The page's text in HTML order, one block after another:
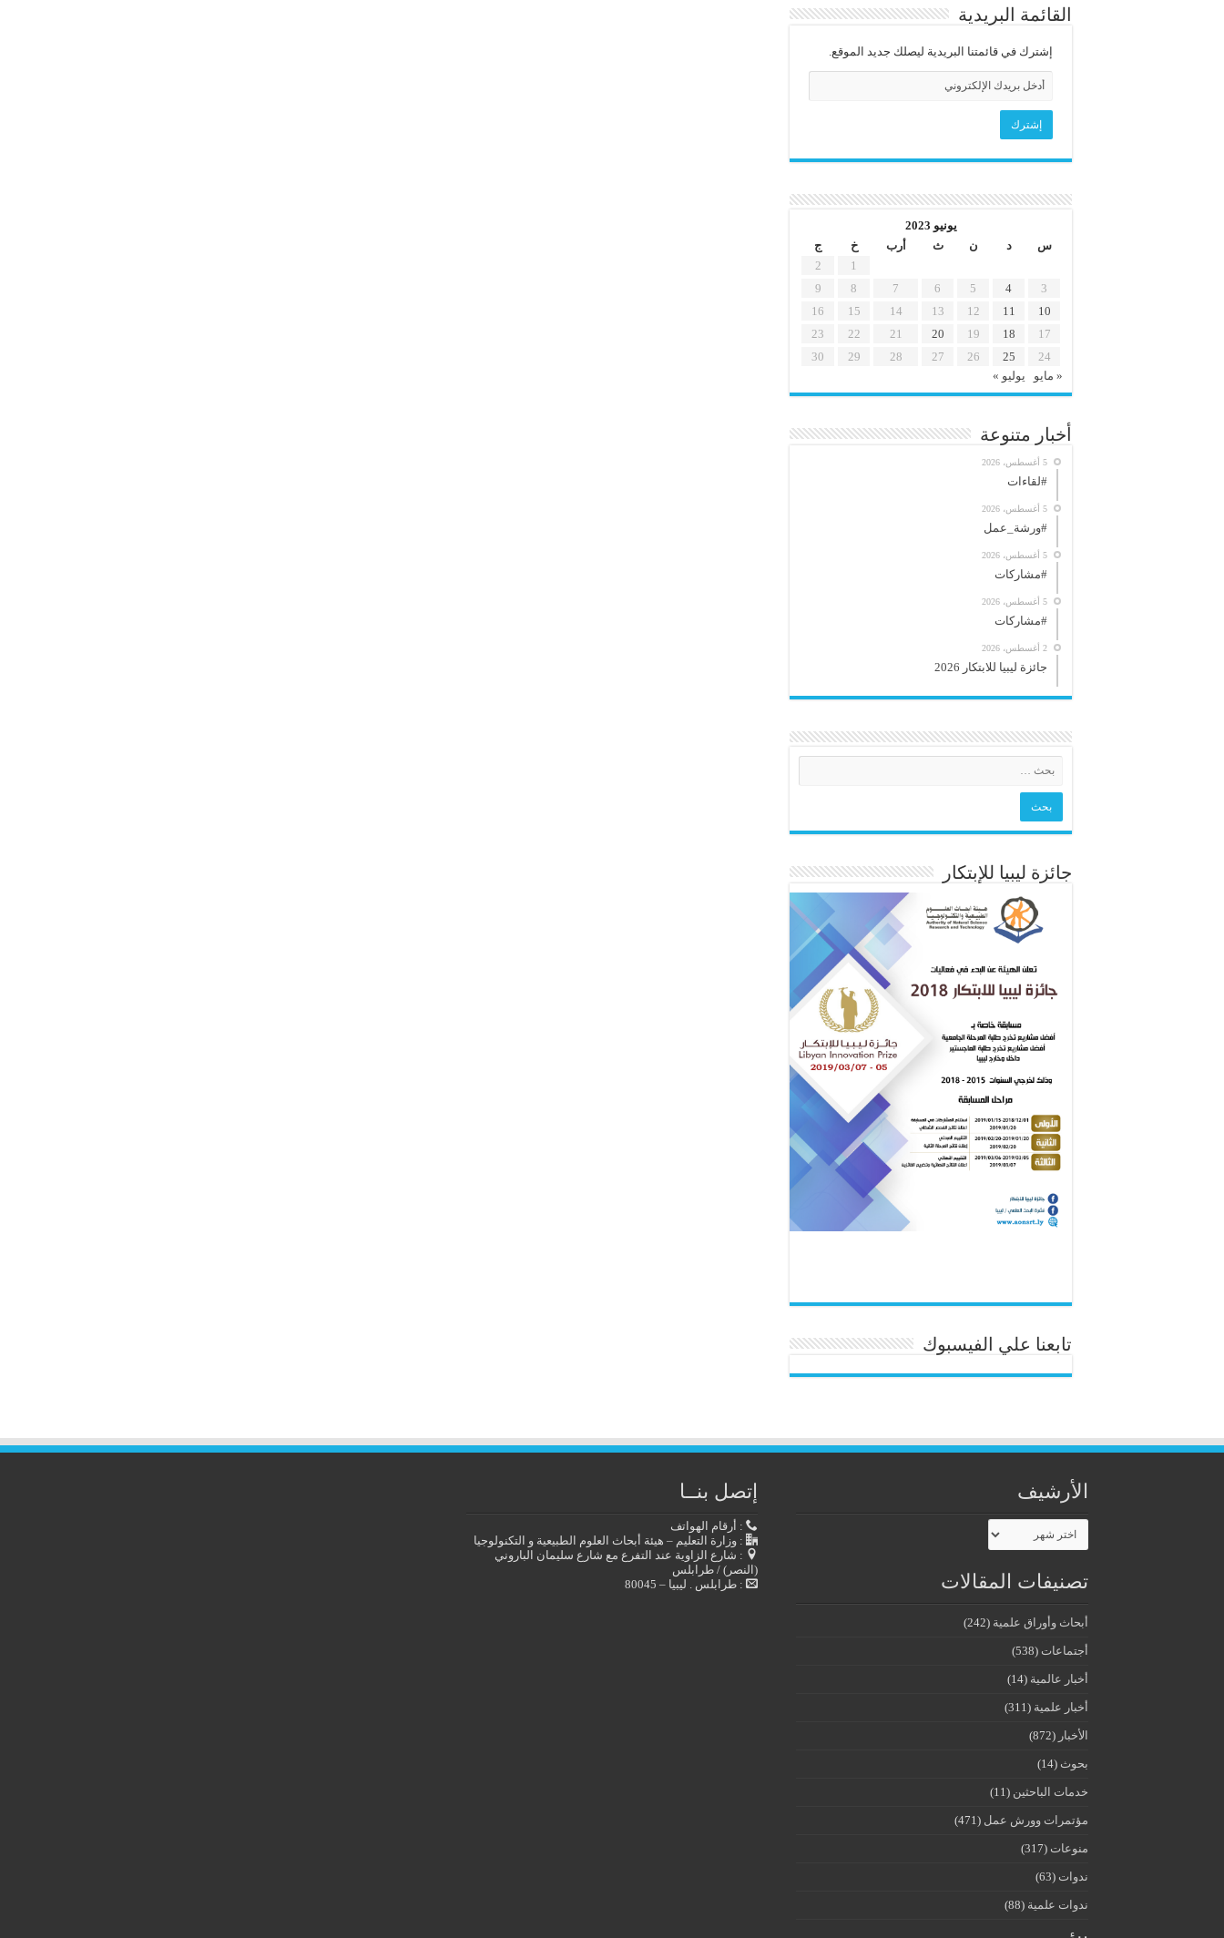
القائمة البريدية
إشترك في قائمتنا البريدية ليصلك جديد الموقع.
يونيو 2023
س
د ن ث أرب خ
ج
1
2
3
4
5
6
7
8
9
10
11
12
13
14
15
16
17
18
19
20
21
22
23
24
25
26
27
28
29
30
« مايو
يوليو »
أخبار متنوعة
5 أغسطس، 2026
#لقاءات
5 أغسطس، 2026
#ورشة_عمل
5 أغسطس، 2026
#مشاركات
5 أغسطس، 2026
#مشاركات
2 أغسطس، 2026
جائزة ليبيا للابتكار 2026
جائزة ليبيا للإبتكار
تابعنا علي الفيسبوك
الأرشيف
الأرشيف
تصنيفات المقالات
أبحاث وأوراق علمية (242)
أجتماعات (538)
أخبار عالمية (14)
أخبار علمية (311)
الأخبار (872)
بحوث (14)
خدمات الباحثين (11)
مؤتمرات وورش عمل (471)
منوعات (317)
ندوات (63)
ندوات علمية (88)
إتصل بنــا
: أرقام الهواتف
: وزارة التعليم – هيئة أبحاث العلوم الطبيعية و التكنولوجيا
: شارع الزاوية عند التفرع مع شارع سليمان الباروني
(النصر) / طرابلس
: طرابلس . ليبيا – 80045